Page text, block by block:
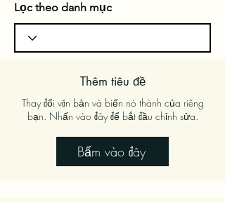
Lọc theo danh mục
Thêm tiêu đề
Thay đổi văn bản và biến nó thành của riêng
bạn. Nhấn vào đây để bắt đầu chỉnh sửa.
Bấm vào đây